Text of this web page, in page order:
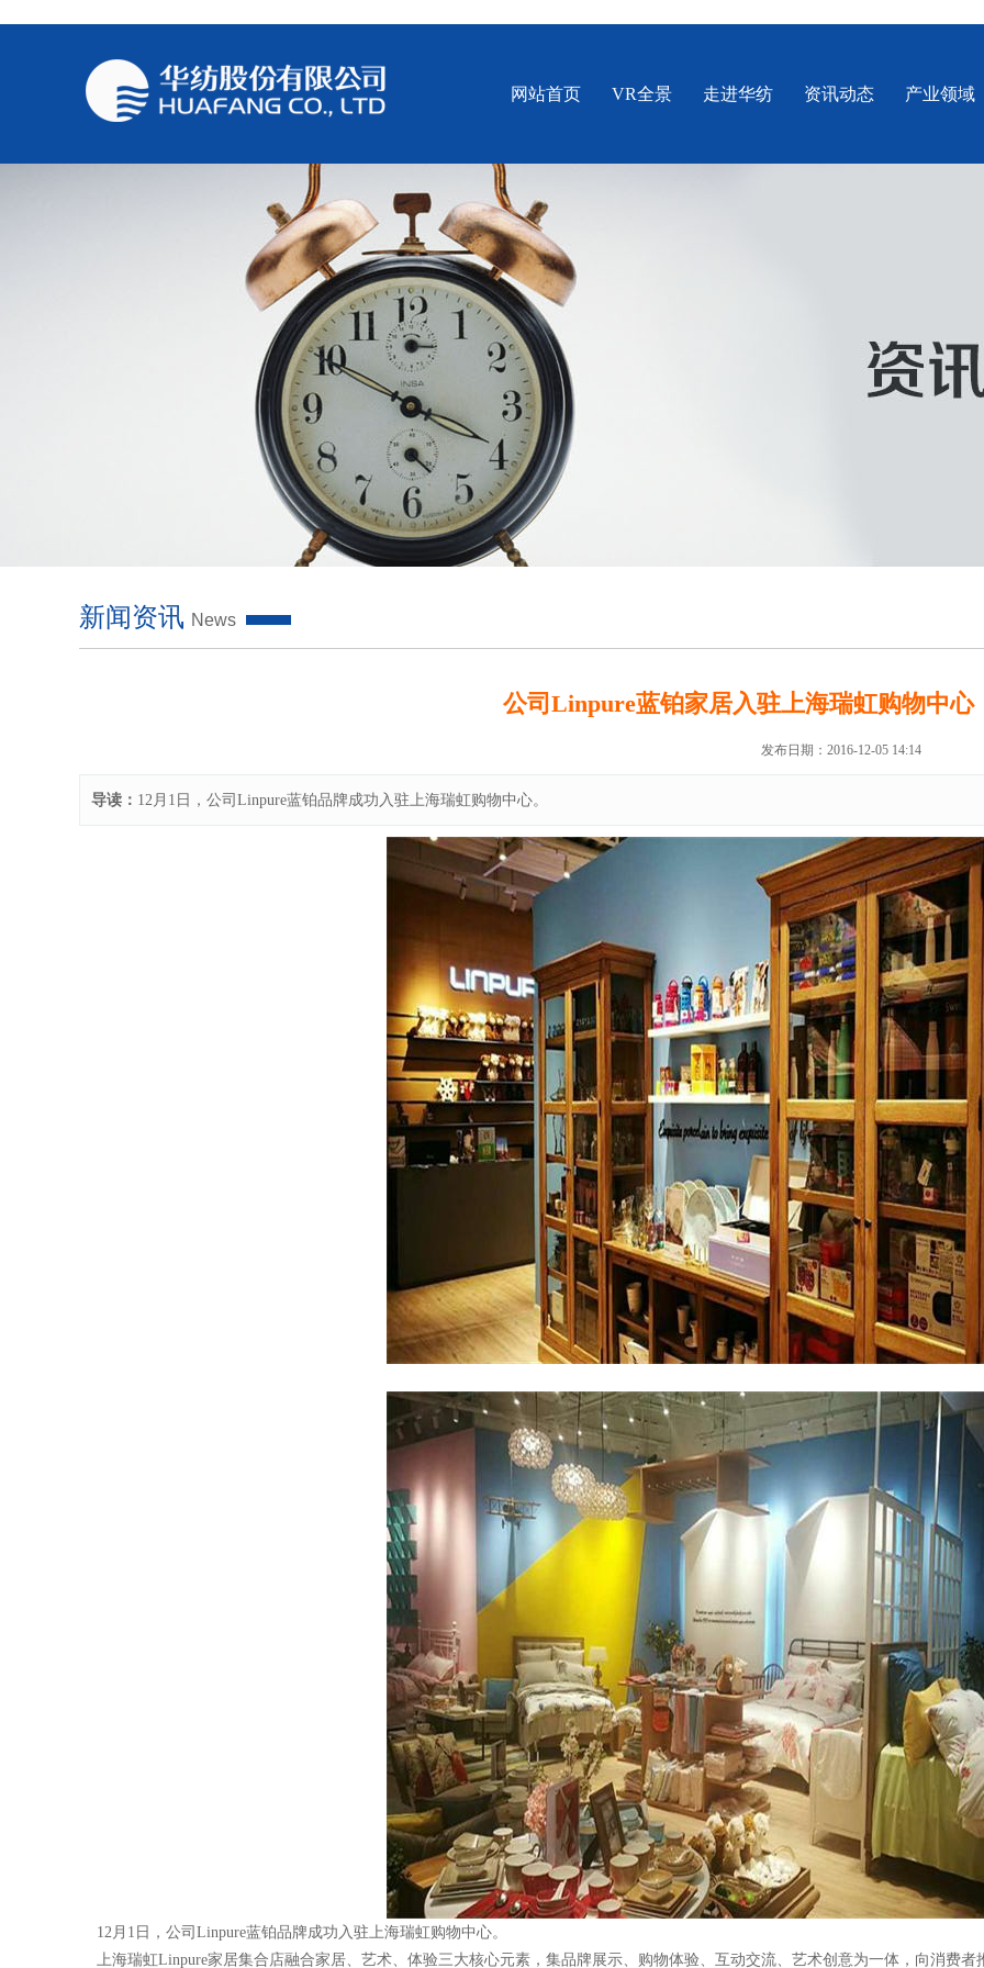
网站首页 VR全景 走进华纺 资讯动态 产业领域
新闻资讯 News
公司Linpure蓝铂家居入驻上海瑞虹购物中心
发布日期：2016-12-05 14:14
导读： 12月1日，公司Linpure蓝铂品牌成功入驻上海瑞虹购物中心。
12月1日，公司Linpure蓝铂品牌成功入驻上海瑞虹购物中心。
上海瑞虹Linpure家居集合店融合家居、艺术、体验三大核心元素，集品牌展示、购物体验、互动交流、艺术创意为一体，向消费